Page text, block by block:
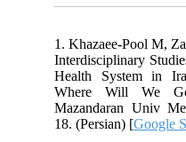
1. Khazaee-Pool M,
Interdisciplinary
Health System in
Where Will We
Mazandaran Univ
18. (Persian) [Google